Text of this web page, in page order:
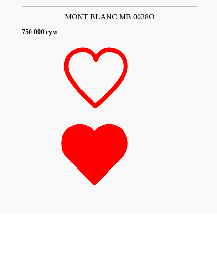
MONT BLANC MB 0028O
750 000 сум